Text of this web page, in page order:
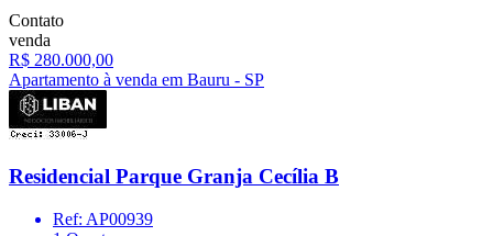
Contato
venda
R$ 280.000,00
Apartamento à venda em Bauru - SP
Residencial Parque Granja Cecília B
Ref: AP00939